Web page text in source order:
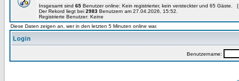
Insgesamt sind 65 Benutzer online: Kein registrierter, kein versteckter und 65 Gäste. [
Der Rekord liegt bei 2983 Benutzern am 27.04.2026, 15:52.
Registrierte Benutzer: Keine
Diese Daten zeigen an, wer in den letzten 5 Minuten online war.
Login
Benutzername: